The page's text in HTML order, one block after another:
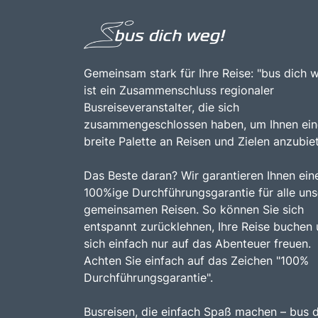
macht Pullman City zu einem unverzichtbaren
Ziel für Reisende, die Spaß und Abenteuer im
Gemeinsam stark für Ihre Reise: "bus dich
ist ein Zusammenschluss regionaler
Busreiseveranstalter, die sich
zusammengeschlossen haben, um Ihnen
breite Palette an Reisen und Zielen
Das Beste daran? Wir garantieren Ihnen
100%ige Durchführungsgarantie für alle
gemeinsamen Reisen. So können Sie sich
entspannt zurücklehnen, Ihre Reise buchen
sich einfach nur auf das Abenteuer freuen.
Achten Sie einfach auf das Zeichen "100%
Durchführungsgarantie".
Busreisen, die einfach Spaß machen – bus